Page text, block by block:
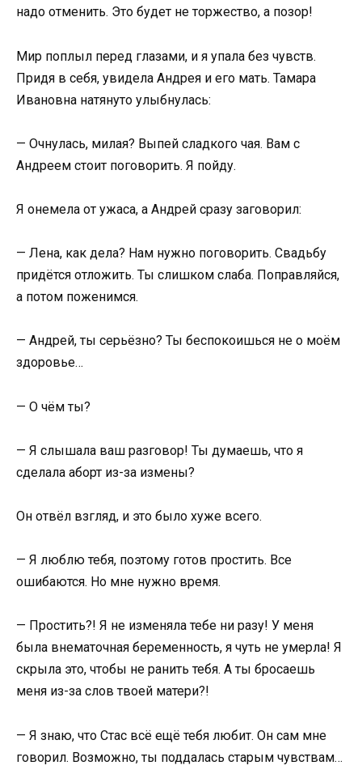
надо отменить. Это будет не торжество, а позор!
Мир поплыл перед глазами, и я упала без чувств.
Придя в себя, увидела Андрея и его мать. Тамара
Ивановна натянуто улыбнулась:
— Очнулась, милая? Выпей сладкого чая. Вам с
Андреем стоит поговорить. Я пойду.
Я онемела от ужаса, а Андрей сразу заговорил:
— Лена, как дела? Нам нужно поговорить. Свадьбу
придётся отложить. Ты слишком слаба. Поправляйся,
а потом поженимся.
— Андрей, ты серьёзно? Ты беспокоишься не о моём
здоровье…
— О чём ты?
— Я слышала ваш разговор! Ты думаешь, что я
сделала аборт из-за измены?
Он отвёл взгляд, и это было хуже всего.
— Я люблю тебя, поэтому готов простить. Все
ошибаются. Но мне нужно время.
— Простить?! Я не изменяла тебе ни разу! У меня
была внематочная беременность, я чуть не умерла! Я
скрыла это, чтобы не ранить тебя. А ты бросаешь
меня из-за слов твоей матери?!
— Я знаю, что Стас всё ещё тебя любит. Он сам мне
говорил. Возможно, ты поддалась старым чувствам…